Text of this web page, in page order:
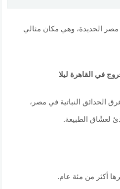
مصر الجديدة، وهي مكان مثالي
في القاهرة ليلا
الحدائق النباتية في مصر،
لعشّاق الطبيعة.
أكثر من مئة عام.